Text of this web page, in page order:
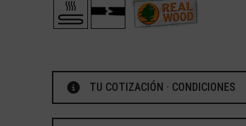
TU COTIZACIÓN · CONDICIONES